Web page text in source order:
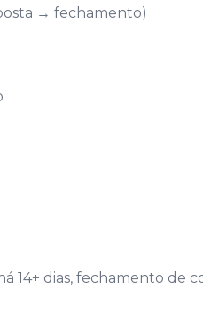
→ fechamento)
14+ dias, fechamento de